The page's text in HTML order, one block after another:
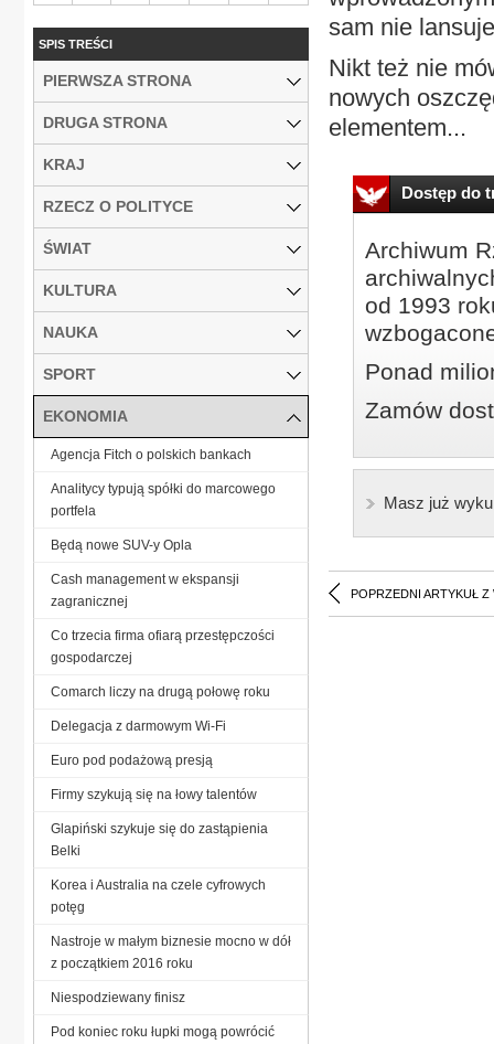
sam nie
Nikt też nie
nowych
elementem...
Dostęp do
Archiwum
od 1993
Ponad
Zamów
Masz już
POPRZEDNI ARTYKUŁ Z
SPIS TREŚCI
PIERWSZA STRONA
DRUGA STRONA
KRAJ
RZECZ O POLITYCE
ŚWIAT
KULTURA
NAUKA
SPORT
EKONOMIA
Agencja Fitch o polskich bankach
Analitycy typują spółki do marcowego
portfela
Będą nowe SUV-y Opla
Cash management w ekspansji
zagranicznej
Co trzecia firma ofiarą przestępczości
gospodarczej
Comarch liczy na drugą połowę roku
Delegacja z darmowym Wi-Fi
Euro pod podażową presją
Firmy szykują się na łowy talentów
Glapiński szykuje się do zastąpienia
Belki
Korea i Australia na czele cyfrowych
potęg
Nastroje w małym biznesie mocno w dół
z początkiem 2016 roku
Niespodziewany finisz
Pod koniec roku łupki mogą powrócić